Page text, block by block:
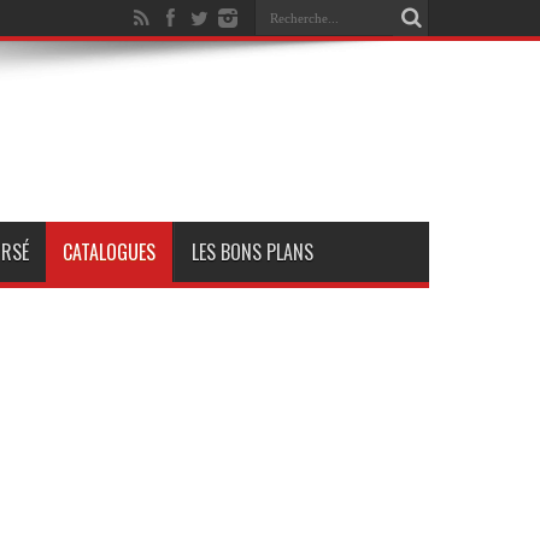
CATALOGUES LES BONS PLANS